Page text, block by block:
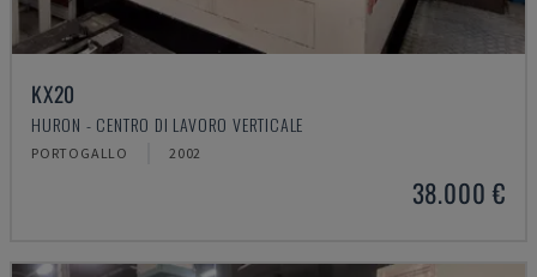
KX20
HURON - CENTRO DI LAVORO VERTICALE
PORTOGALLO 2002
38.000 €